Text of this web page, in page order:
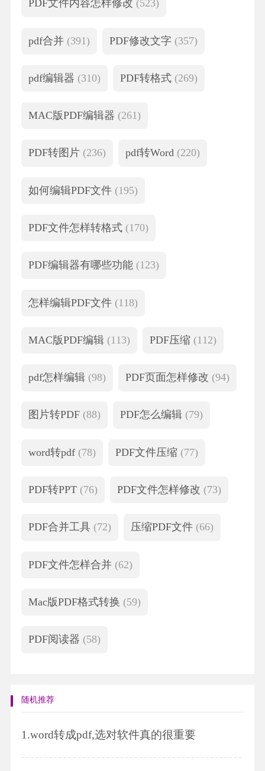
PDF文件内容怎样修改 (523)
pdf合并 (391) PDF修改文字 (357)
pdf编辑器 (310) PDF转格式 (269)
MAC版PDF编辑器 (261)
PDF转图片 (236) pdf转Word (220)
如何编辑PDF文件 (195)
PDF文件怎样转格式 (170)
PDF编辑器有哪些功能 (123)
怎样编辑PDF文件 (118)
MAC版PDF编辑 (113) PDF压缩 (112)
pdf怎样编辑 (98) PDF页面怎样修改 (94)
图片转PDF (88) PDF怎么编辑 (79)
word转pdf (78) PDF文件压缩 (77)
PDF转PPT (76) PDF文件怎样修改 (73)
PDF合并工具 (72) 压缩PDF文件 (66)
PDF文件怎样合并 (62)
Mac版PDF格式转换 (59)
PDF阅读器 (58)
随机推荐
1.word转成pdf,选对软件真的很重要